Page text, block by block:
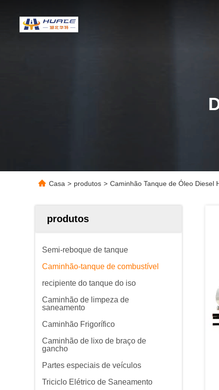
Casa > produtos > Caminhão Tanque de Óleo Diesel
produtos
Semi-reboque de tanque
Caminhão-tanque de combustível
recipiente do tanque do iso
Caminhão de limpeza de
saneamento
Caminhão Frigorífico
Caminhão de lixo de braço de
gancho
Partes especiais de veículos
Triciclo Elétrico de Saneamento